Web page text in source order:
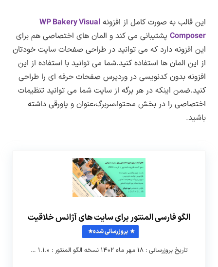
این قالب به صورت کامل از افزونه WP Bakery Visual
Composer پشتیبانی می کند و المان های اختصاصی هم برای
این افزونه دارد که می توانید در طراحی صفحات سایت خودتان
از این المان ها استفاده کنید.شما می توانید با استفاده از این
افزونه بدون کدنویسی در وردپرس صفحات حرفه ای را طراحی
کنید.ضمن اینکه در هر برگه از سایت شما می توانید تنظیمات
اختصاصی را در بخش محتوا،سربرگ،عنوان و پاورقی داشته
باشید.
الگو فارسی المنتور برای سایت های آژانس خلاقیت
بروزرسانی شده
تاریخ بروزرسانی : ۱۸ مهر ماه ۱۴۰۲ نسخه الگو المنتور : ۱.۱.۰ …